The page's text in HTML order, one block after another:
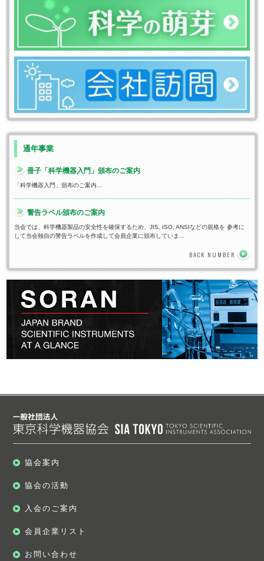
通年事業
冊子「科学機器入門」頒布のご案内
「科学機器入門」頒布のご案内...
警告ラベル頒布のご案内
当会では、科学機器製品の安全性を確保するため、JIS, ISO, ANSIなどの規格を 参考に
して当会独自の警告ラベルを作成して会員企業に頒布していま...
BACK NUMBER
協会案内
協会の活動
入会のご案内
会員企業リスト
お問い合わせ